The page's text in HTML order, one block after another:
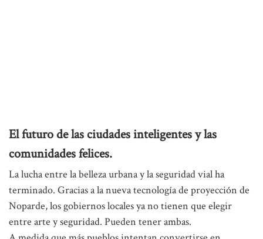
El futuro de las ciudades inteligentes y las
comunidades felices.
La lucha entre la belleza urbana y la seguridad vial ha
terminado. Gracias a la nueva tecnología de proyección de
Noparde, los gobiernos locales ya no tienen que elegir
entre arte y seguridad. Pueden tener ambas.